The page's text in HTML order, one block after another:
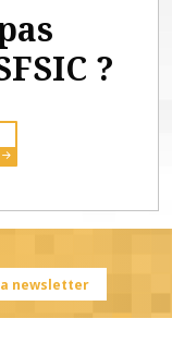
?
newsletter